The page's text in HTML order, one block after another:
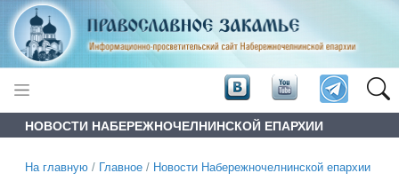
НОВОСТИ НАБЕРЕЖНОЧЕЛНИНСКОЙ ЕПАРХИИ
На главную / Главное / Новости Набережночелнинской епархии